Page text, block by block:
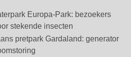
Europa-Park: bezoekers
stekende insecten
pretpark Gardaland: generator